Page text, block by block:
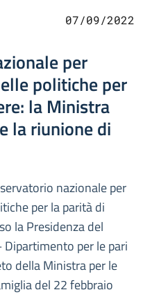
07/09/2022
per
politiche per
la Ministra
la riunione di
nazionale per
per la parità di
la Presidenza del
per le pari
della Ministra per le
del 22 febbraio